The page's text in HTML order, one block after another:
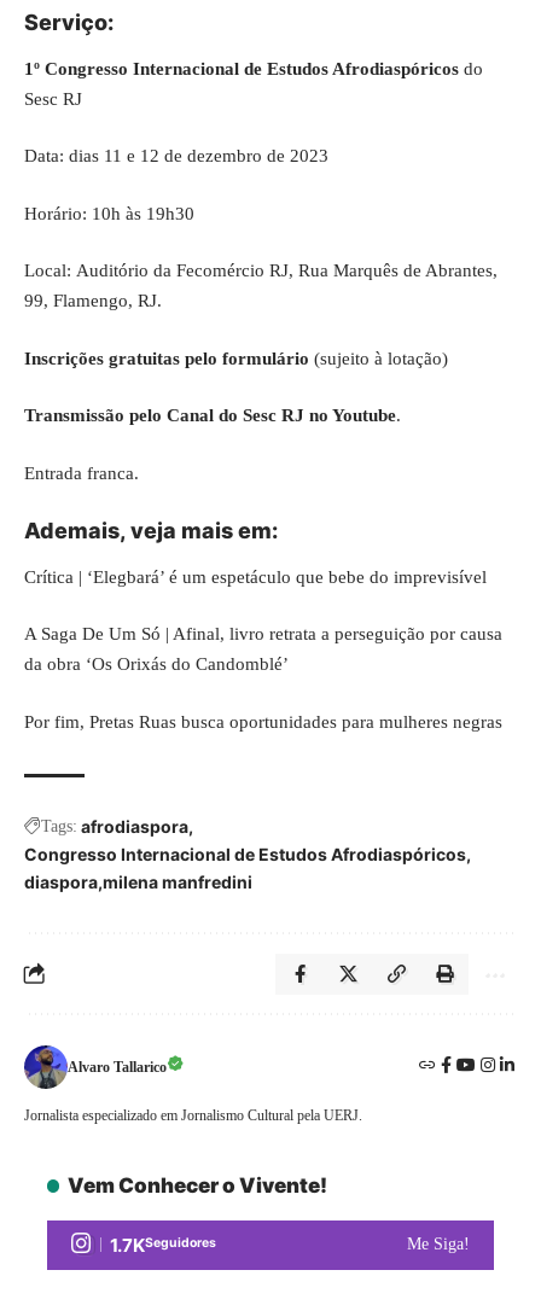
Serviço:
1º Congresso Internacional de Estudos Afrodiaspóricos do
Sesc RJ
Data: dias 11 e 12 de dezembro de 2023
Horário: 10h às 19h30
Local: Auditório da Fecomércio RJ, Rua Marquês de Abrantes,
99, Flamengo, RJ.
Inscrições gratuitas pelo formulário (sujeito à lotação)
Transmissão pelo Canal do Sesc RJ no Youtube.
Entrada franca.
Ademais, veja mais em:
Crítica | ‘Elegbará’ é um espetáculo que bebe do imprevisível
A Saga De Um Só | Afinal, livro retrata a perseguição por causa
da obra ‘Os Orixás do Candomblé’
Por fim, Pretas Ruas busca oportunidades para mulheres negras
Tags: afrodiaspora
Congresso Internacional de Estudos Afrodiaspóricos
diaspora milena manfredini
Alvaro Tallarico
Jornalista especializado em Jornalismo Cultural pela UERJ.
Vem Conhecer o Vivente!
1.7KSeguidores Me Siga!